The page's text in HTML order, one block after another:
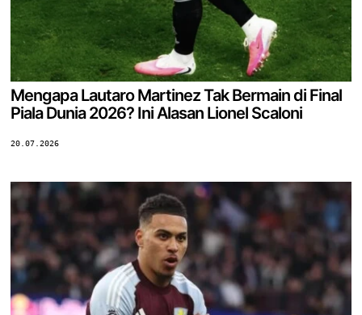
Mengapa Lautaro Martinez Tak Bermain di Final
Piala Dunia 2026? Ini Alasan Lionel Scaloni
20.07.2026